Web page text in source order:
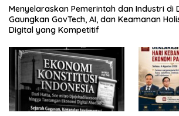
Menyelaraskan Pemerintah dan Industri di
Gaungkan GovTech, AI, dan Keamanan
Digital yang Kompetitif